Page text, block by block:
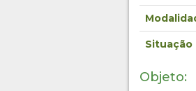
Situação
Objeto: